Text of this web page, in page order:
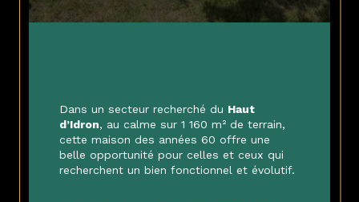
Dans un secteur recherché du Haut
d’Idron, au calme sur 1 160 m² de terrain,
cette maison des années 60 offre une
belle opportunité pour celles et ceux qui
recherchent un bien fonctionnel et évolutif.